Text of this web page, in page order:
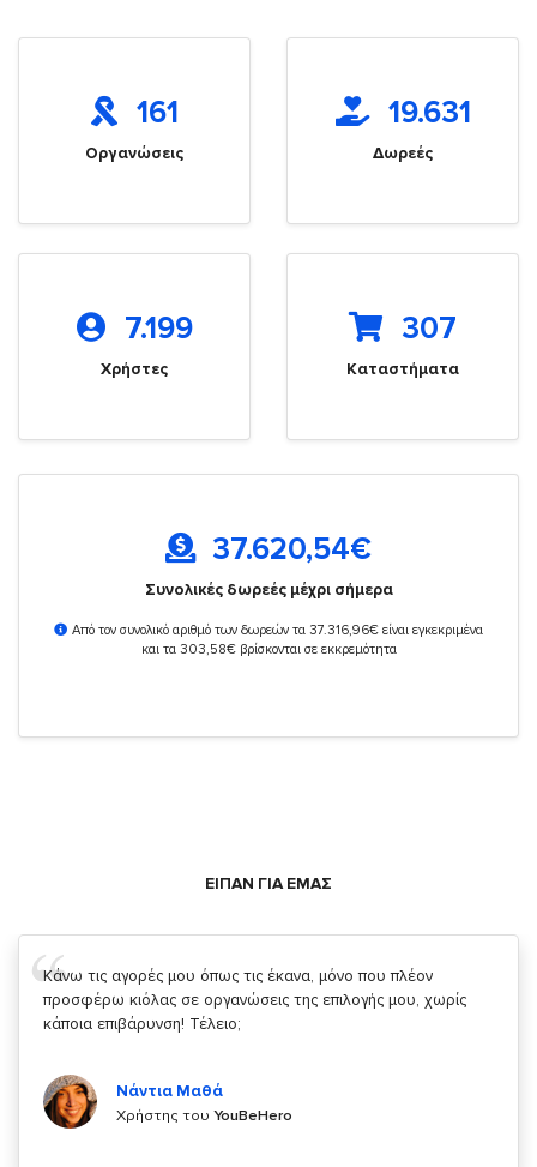
161
Οργανώσεις
19.631
Δωρεές
7.199
Χρήστες
307
Καταστήματα
37.620,54€
Συνολικές δωρεές μέχρι σήμερα
Από τον συνολικό αριθμό των δωρεών τα 37.316,96€ είναι εγκεκριμένα
και τα 303,58€ βρίσκονται σε εκκρεμότητα
ΕΙΠΑΝ ΓΙΑ ΕΜΑΣ
Σας ευχαριστώ που μας δίνετε την δυνατότητα να κάνουμε
κάτι!
Χρήστης τουYouBeHero